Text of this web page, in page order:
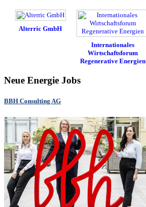
Alterric GmbH
Internationales
Wirtschaftsforum
Regenerative Energien
Neue Energie Jobs
BBH Consulting AG